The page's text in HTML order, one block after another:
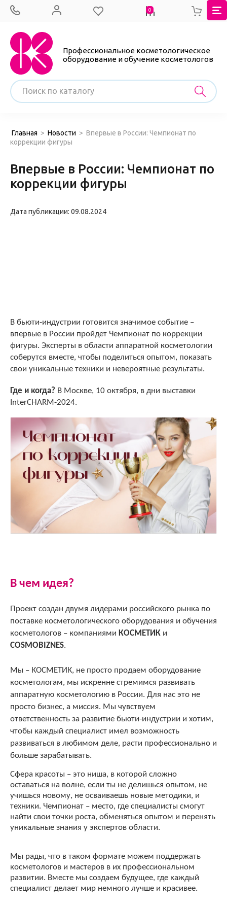
0
Профессиональное косметологическое
оборудование и обучение косметологов
Главная > Новости > Впервые в России: Чемпионат по
коррекции фигуры
Впервые в России: Чемпионат по
коррекции фигуры
Дата публикации: 09.08.2024
В бьюти-индустрии готовится значимое событие –
впервые в России пройдет Чемпионат по коррекции
фигуры. Эксперты в области аппаратной косметологии
соберутся вместе, чтобы поделиться опытом, показать
свои уникальные техники и невероятные результаты.
Где и когда? В Москве, 10 октября, в дни выставки
InterCHARM-2024.
В чем идея?
Проект создан двумя лидерами российского рынка по
поставке косметологического оборудования и обучения
косметологов – компаниями КОСМЕТИК и
COSMOBIZNES.
Мы – КОСМЕТИК, не просто продаем оборудование
косметологам, мы искренне стремимся развивать
аппаратную косметологию в России. Для нас это не
просто бизнес, а миссия. Мы чувствуем
ответственность за развитие бьюти-индустрии и хотим,
чтобы каждый специалист имел возможность
развиваться в любимом деле, расти профессионально и
больше зарабатывать.
Сфера красоты – это ниша, в которой сложно
оставаться на волне, если ты не делишься опытом, не
учишься новому, не осваиваешь новые методики, и
техники. Чемпионат – место, где специалисты смогут
найти свои точки роста, обменяться опытом и перенять
уникальные знания у экспертов области.
Мы рады, что в таком формате можем поддержать
косметологов и мастеров в их профессиональном
развитии. Вместе мы создаем будущее, где каждый
специалист делает мир немного лучше и красивее.